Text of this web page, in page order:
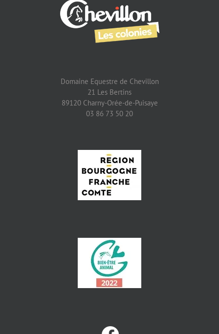
Domaine Equestre de Chevillon
21 Les Bertins
89120 Charny-Orée-de-Puisaye
03 86 73 50 20